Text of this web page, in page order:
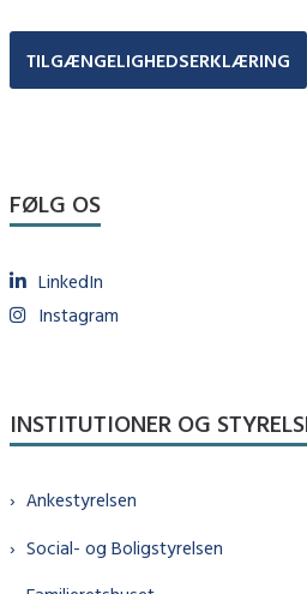
TILGÆNGELIGHEDSERKLÆRING
FØLG OS
LinkedIn
Instagram
INSTITUTIONER OG
Ankestyrelsen
Social- og Boligstyrelsen